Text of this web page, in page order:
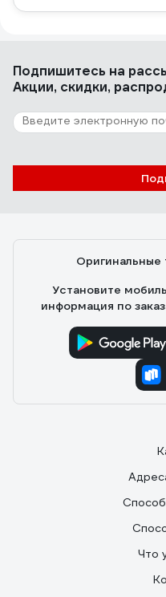
Подпишитесь на
Акции, скидки,
Оригинальные
Установите
информация по
Что